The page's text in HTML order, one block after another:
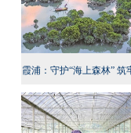
霞浦：守护“海上森林” 筑
屏障